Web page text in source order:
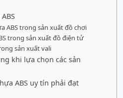
ABS trong sản xuất đồ chơi
trong sản xuất đồ điện tử
sản xuất vali
khi lựa chọn các sản
ABS uy tín phải đạt